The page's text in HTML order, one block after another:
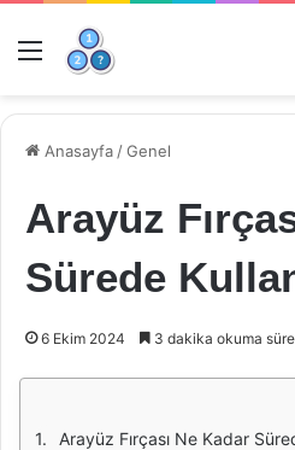
Menü
Anasayfa /Genel
Arayüz
Sürede
6 Ekim 2024 3 dakika okuma
Arayüz Fırçası Ne Kadar